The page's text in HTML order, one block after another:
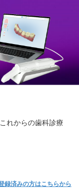
れからの歯科診療
録済みの方はこちらから